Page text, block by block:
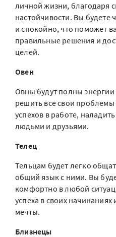
личной жизни, благодаря
настойчивости. Вы будете
и спокойно, что поможет
правильные решения и
целей.
Овен
Овны будут полны
решить все свои
успехов в работе,
людьми и друзьями.
Телец
Тельцам будет легко
общий язык с ними. Вы
комфортно в любой
успеха в своих начинаниях
мечты.
Близнецы